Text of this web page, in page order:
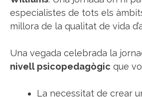
especialistes de tots els
millora de la qualitat de vida
Una vegada celebrada la
nivell psicopedagògic que
La necessitat de crear